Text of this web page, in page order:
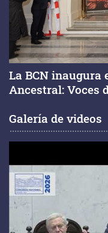
La BCN inaugura
Ancestral: Voces
Galería de videos